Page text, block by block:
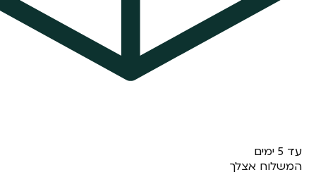
עד 5 ימים
המשלוח אצלך